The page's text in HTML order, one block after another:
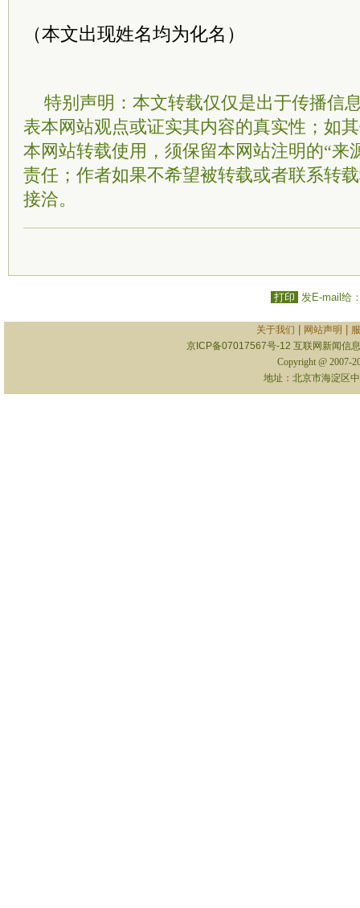
（本文出现姓名均为化名）
特别声明：本文转载仅仅是出于传播信
表本网站观点或证实其内容的真实性；如
本网站转载使用，须保留本网站注明的“来
责任；作者如果不希望被转载或者联系转
接洽。
打印 发E-mail给
关于我们 网站声明
京ICP备07017567号-12 互联网新闻信
Copyright @ 2007-
地址：北京市海淀区